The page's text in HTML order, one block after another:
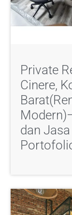
Private
Cinere,
dan